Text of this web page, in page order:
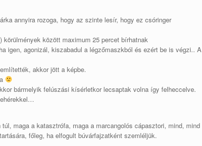
annyira rozoga, hogy az szinte lesír, hogy ez csóringer
között maximum 25 percet bírhatnak
igen, agonizál, kiszabadul a légzőmaszkból és ezért be is végzi.. A
akkor jött a képbe.
bármelyik felúszási kísérletkor lecsaptak volna így felheccelve.
maga a katasztrófa, maga a marcangolós cápasztori, mind, mind
főleg, ha elfogult búvárfajzatként szemléljük.